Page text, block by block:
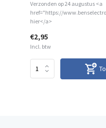
Verzonden op 24 augustus <a
href="https://
hier</a>
€2,95
Incl. btw